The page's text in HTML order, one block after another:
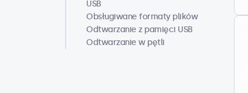
USB
Obsługiwane formaty plików
Odtwarzanie z pamięci USB
Odtwarzanie w pętli